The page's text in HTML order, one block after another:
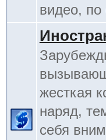
видео,
жесткая
наряд,
себя